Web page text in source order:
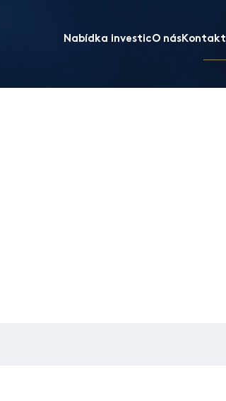
Nabídka investicO násKontakt